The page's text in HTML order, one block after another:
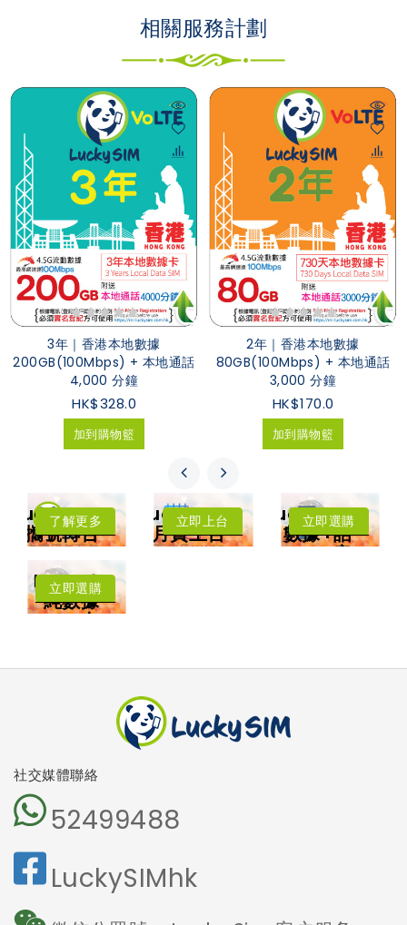
相關服務計劃
3年｜香港本地數據
200GB(100Mbps) + 本地通話
4,000 分鐘
HK$328.0
加到購物籃
2年｜香港本地數據
80GB(100Mbps) + 本地通話
3,000 分鐘
HK$170.0
加到購物籃
LuckySIM
攜號轉台
年卡費用低至每
了解更多 LuckySIM
月費上台
低至每月HK$8
立即上台 LuckySIM
數據+話
音
立即選購
Lucky2
純數據
卡
碼
立即選購
社交媒體聯絡
52499488
LuckySIMhk